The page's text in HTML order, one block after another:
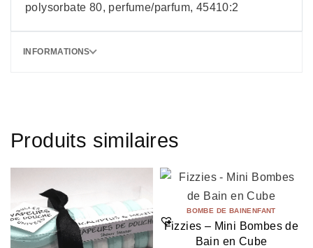
polysorbate 80, perfume/parfum, 45410:2
INFORMATIONS
Produits similaires
BOMBE DE BAINENFANT
Fizzies – Mini Bombes de
Bain en Cube